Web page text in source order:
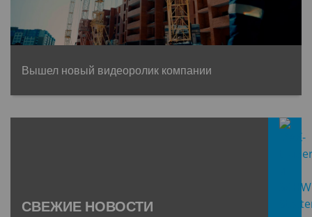
Вышел новый видеоролик компании
СВЕЖИЕ НОВОСТИ